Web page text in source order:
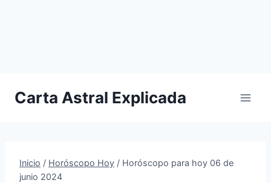
Carta Astral Explicada
Inicio / Horóscopo Hoy / Horóscopo para hoy 06 de
junio 2024